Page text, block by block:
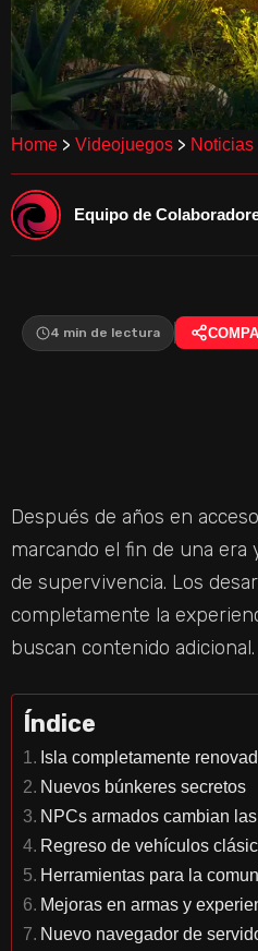
Home > Videojuegos > Noticias
Equipo de
4 min de lectura
Después de años en
marcando el fin de una era
de supervivencia. Los
completamente la
buscan contenido adicional.
Índice
Isla completamente
Nuevos búnkeres secretos
NPCs armados cambian
Regreso de vehículos
Herramientas para la
Mejoras en armas y
Nuevo navegador de